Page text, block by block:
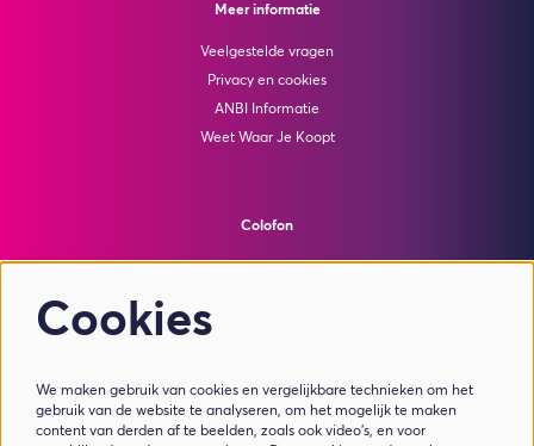
Meer informatie
Veelgestelde vragen
Privacy en cookies
ANBI Informatie
Weet Waar Je Koopt
Colofon
© Theater de Bussel
Cookies
We maken gebruik van cookies en vergelijkbare technieken om het
gebruik van de website te analyseren, om het mogelijk te maken
content van derden af te beelden, zoals ook video’s, en voor